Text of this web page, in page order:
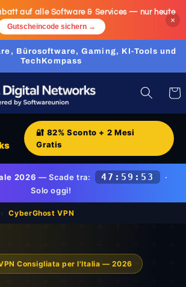
auf alle Software & Services — nur heute
Gutscheincode sichern →
×
Bürosoftware, Gaming, KI-Tools und
TechKompass
🔐 82% Sconto + 2 Mesi
Gratis
2026 — Scade tra: 47:59:52
·
Solo oggi!
› CyberGhost VPN
Consigliata per l'Italia — 2026